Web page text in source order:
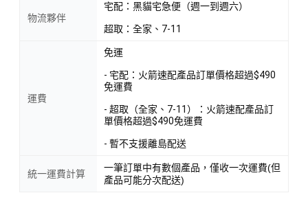
物流夥伴
宅配：黑貓宅急便（週一到週六）
超取：全家、7-11
運費
免運
- 宅配：火箭速配產品訂單價格超過$490
免運費
- 超取（全家、7-11）：火箭速配產品訂
單價格超過$490免運費
- 暫不支援離島配送
統一運費計算
一筆訂單中有數個產品，僅收一次運費(但
產品可能分次配送)